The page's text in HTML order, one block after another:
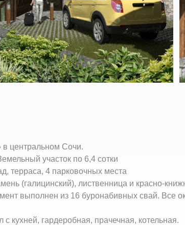
центральном Сочи.
участок по 6,4 сотки
терраса, 4 парковочных места
(галицинский), лиственница и красно-
выполнен из 16 буронабивных свай. Все
кухней, гардеробная, прачечная, котельная.